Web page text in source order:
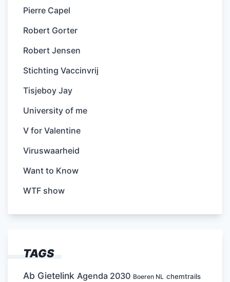
Pierre Capel
Robert Gorter
Robert Jensen
Stichting Vaccinvrij
Tisjeboy Jay
University of me
V for Valentine
Viruswaarheid
Want to Know
WTF show
TAGS
Ab Gietelink Agenda 2030 Boeren NL chemtrails